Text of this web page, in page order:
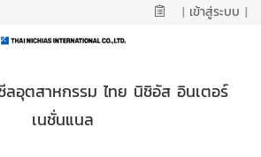
| เข้าสู่ระบบ |
ลอุตสาหกรรม ไทย นิชิอัส อินเตอร์
เนชั่นแนล